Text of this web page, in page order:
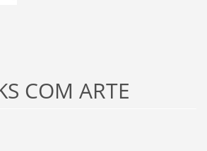
COM ARTE